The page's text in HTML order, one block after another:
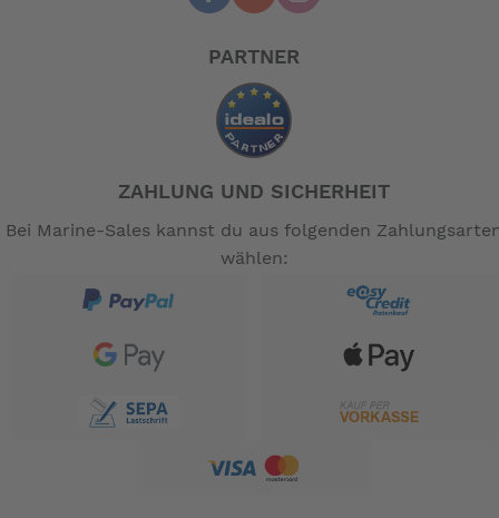
PARTNER
ZAHLUNG UND SICHERHEIT
Bei Marine-Sales kannst du aus folgenden
wählen: